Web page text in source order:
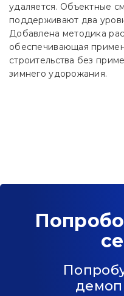
удаляется. Объектные
поддерживают два
Добавлена методика
обеспечивающая
строительства без
зимнего удорожания.